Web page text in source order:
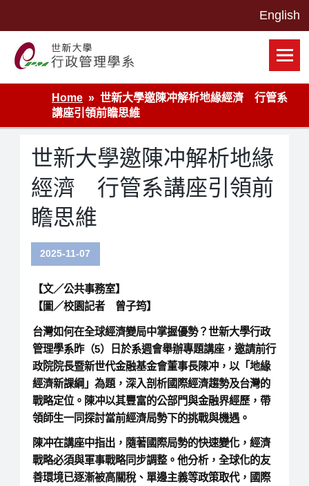
世新大學行政管理學系網站
Home
世新大學邀陳冲解析地緣經濟 行管系
講座引領前瞻思維
世新大學邀陳冲解析地緣
經濟 行管系講座引領前
瞻思維
2025-11-07
【文／公共事務室】
【圖／校園記者 曾子筠】
台灣如何在全球經濟變局中掌握優勢？世新大學行政
管理學系昨（5）日於系週會舉辦專題講座，邀請前行
政院院長暨新世代金融基金會董事長陳冲，以「地緣
經濟新課綱」為題，深入剖析國際經濟趨勢及台灣的
戰略定位。陳冲以其豐富的公部門與金融界經歷，帶
領師生一同探討當前經濟局勢下的挑戰與機遇。
陳冲在講座中指出，隨著國際局勢的快速變化，經濟
戰略必須與軍事戰略同步調整。他分析，全球化的友
善環境已逐漸被高關稅、單邊主義等政策取代，國際